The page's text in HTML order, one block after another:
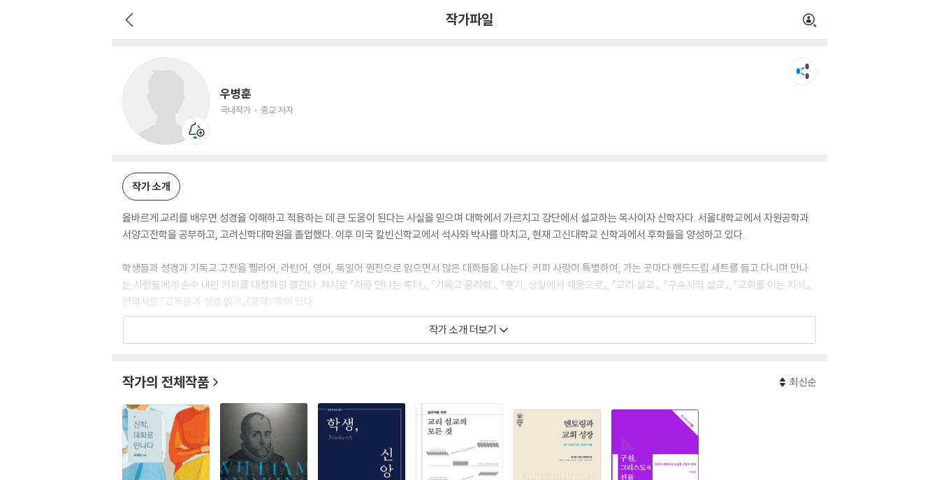
작가파일
우병훈
국내작가 종교 저자
작가 소개
올바르게 교리를 배우면 성경을 이해하고 적용하는 데 큰 도움이 된다는 사실을 믿으며 대학에서 가르치고 강단에서 설교하는 목사이자 신학자다. 서울대학교에서 자원공학과
서양고전학을 공부하고, 고려신학대학원을 졸업했다. 이후 미국 칼빈신학교에서 석사와 박사를 마치고, 현재 고신대학교 신학과에서 후학들을 양성하고 있다.
학생들과 성경과 기독교 고전을 헬라어, 라틴어, 영어, 독일어 원전으로 읽으면서 많은 대화들을 나눈다. 커피 사랑이 특별하여, 가는 곳마다 핸드드립 세트를 들고 다니며 만나
는 사람들에게 손수 내린 커피를 대접하길 즐긴다. 저서로 『처음 만나는 루터』, 『기독교 윤리학』, 『룻기, 상실에서 채움으로』, 『교리 설교』, 『구속사적 설교』, 『교회를 아는 지식』,
번역서로 『교부들과 성경 읽기』(공역) 등이 있다.
작가 소개 더보기
작가의 전체작품 최신순